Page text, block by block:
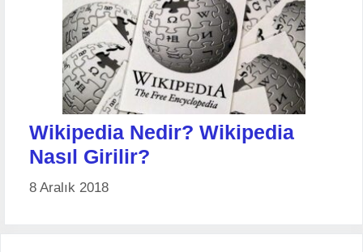
Wikipedia Nedir? Wikipedia
Nasıl Girilir?
8 Aralık 2018